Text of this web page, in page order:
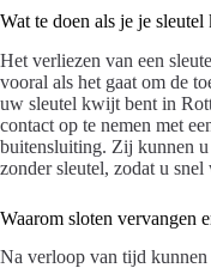
Wat te doen als je je
Het verliezen van een
vooral als het gaat om de
uw sleutel kwijt bent in
contact op te nemen met
buitensluiting. Zij kunnen u
zonder sleutel, zodat u
Waarom sloten vervangen
Na verloop van tijd